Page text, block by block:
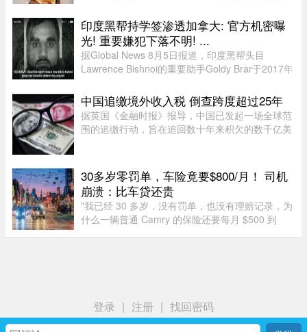
果回家一开箱，血压直接飙升——里面的零食居然
凭空消失了近三分之一！图片来 ...
印度黑帮持学签渗透加拿大: 官方机密曝
光! 重要嫌犯下落不明! ...
据Global News 8月5日报道，印度黑帮头目
Lawrence Bishnoi的重要助手Goldy Brar于2017年
Thompson Rivers University就读。但记录显示，
目前“无法确认”他是否真的上过课。实 ...
中国追缴境外收入税 倒查跨度超过25年
据英国《金融时报》报导，中国已发起一场全球范
围的追缴行动，旨在追回数十年来积欠的数千亿美
资本利得及投资的审查—— ...
30多岁零罚单，车险竟要$800/月！ 司机
崩溃：比车贷还贵
"我已经 30 多岁，没有罚单，也没有理赔记录，为
什么一辆普通 Camry 的保险还要每月 $500 到
登录 | 注册 | 找回密码